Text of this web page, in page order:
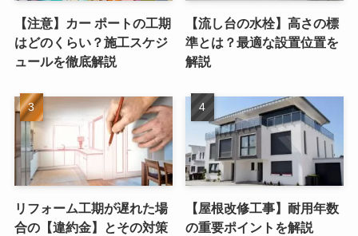
【注意】カー ポートの工期
はどのくらい？施工スケジ
ュールを徹底解説
【流し台の水栓】高さの標
準とは？最適な設置位置を
解説
リフォーム工期が遅れた場
合の【違約金】とその対策
【屋根改修工事】耐用年数
の重要ポイントを解説